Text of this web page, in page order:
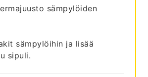
sämpylöiden
sämpylöihin ja lisää
sipuli.